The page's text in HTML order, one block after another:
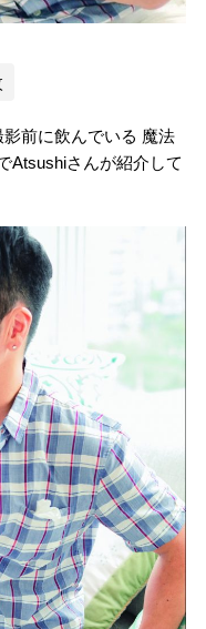
前に飲んでいる 魔法
Atsushiさんが紹介して